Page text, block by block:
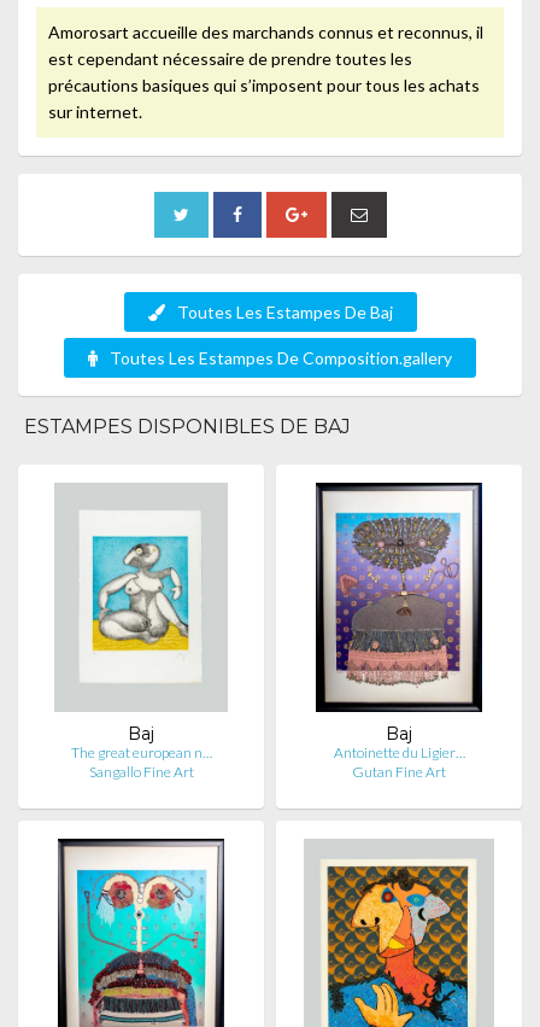
Amorosart accueille des marchands connus et reconnus, il
est cependant nécessaire de prendre toutes les
précautions basiques qui s’imposent pour tous les achats
sur internet.
Toutes Les Estampes De Baj
Toutes Les Estampes De Composition.gallery
ESTAMPES DISPONIBLES DE BAJ
Baj
The great european n…
Sangallo Fine Art
Baj
Antoinette du Ligier…
Gutan Fine Art